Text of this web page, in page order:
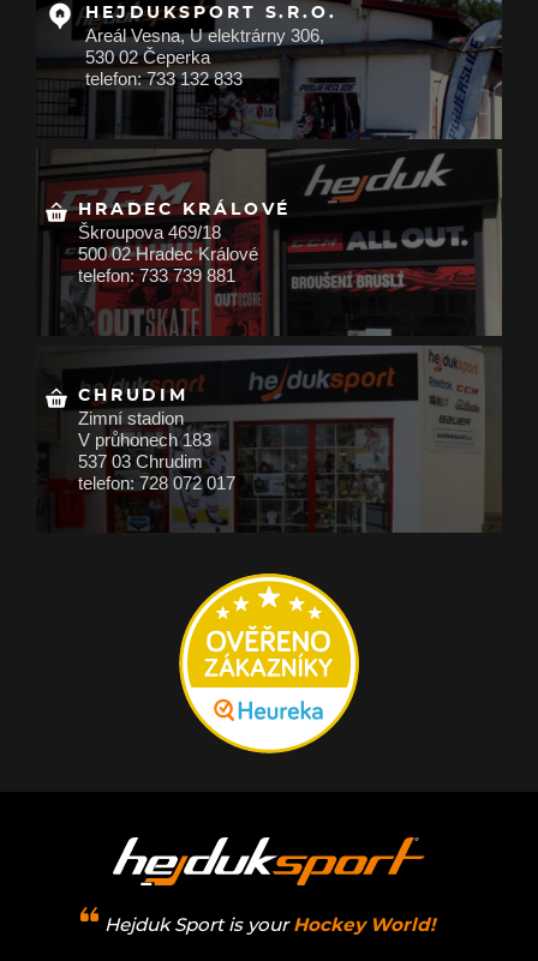
HEJDUKSPORT S.R.O.
Areál Vesna, U elektrárny 306,
530 02 Čeperka
telefon: 733 132 833
HRADEC KRÁLOVÉ
Škroupova 469/18
500 02 Hradec Králové
telefon: 733 739 881
CHRUDIM
Zimní stadion
V průhonech 183
537 03 Chrudim
telefon: 728 072 017
Hejduk Sport is your Hockey World!